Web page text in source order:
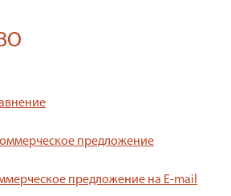
предложение
предложение на E-mail